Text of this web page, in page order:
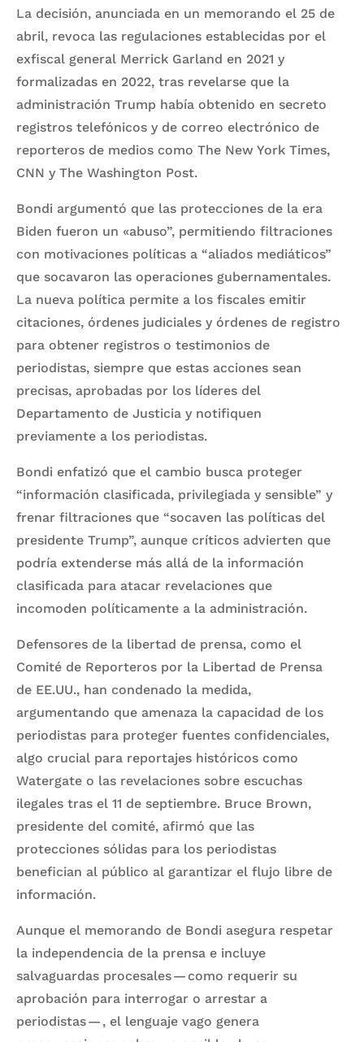
La decisión, anunciada en un memorando el 25 de
abril, revoca las regulaciones establecidas por el
exfiscal general Merrick Garland en 2021 y
formalizadas en 2022, tras revelarse que la
administración Trump había obtenido en secreto
registros telefónicos y de correo electrónico de
reporteros de medios como The New York Times,
CNN y The Washington Post.
Bondi argumentó que las protecciones de la era
Biden fueron un «abuso”, permitiendo filtraciones
con motivaciones políticas a “aliados mediáticos”
que socavaron las operaciones gubernamentales.
La nueva política permite a los fiscales emitir
citaciones, órdenes judiciales y órdenes de registro
para obtener registros o testimonios de
periodistas, siempre que estas acciones sean
precisas, aprobadas por los líderes del
Departamento de Justicia y notifiquen
previamente a los periodistas.
Bondi enfatizó que el cambio busca proteger
“información clasificada, privilegiada y sensible” y
frenar filtraciones que “socaven las políticas del
presidente Trump”, aunque críticos advierten que
podría extenderse más allá de la información
clasificada para atacar revelaciones que
incomoden políticamente a la administración.
Defensores de la libertad de prensa, como el
Comité de Reporteros por la Libertad de Prensa
de EE.UU., han condenado la medida,
argumentando que amenaza la capacidad de los
periodistas para proteger fuentes confidenciales,
algo crucial para reportajes históricos como
Watergate o las revelaciones sobre escuchas
ilegales tras el 11 de septiembre. Bruce Brown,
presidente del comité, afirmó que las
protecciones sólidas para los periodistas
benefician al público al garantizar el flujo libre de
información.
Aunque el memorando de Bondi asegura respetar
la independencia de la prensa e incluye
salvaguardas procesales — como requerir su
aprobación para interrogar o arrestar a
periodistas — , el lenguaje vago genera